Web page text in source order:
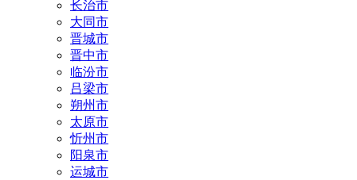
长治市
大同市
晋城市
晋中市
临汾市
吕梁市
朔州市
太原市
忻州市
阳泉市
运城市